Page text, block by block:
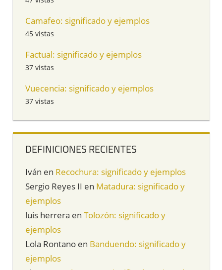
Camafeo: significado y ejemplos
45 vistas
Factual: significado y ejemplos
37 vistas
Vuecencia: significado y ejemplos
37 vistas
DEFINICIONES RECIENTES
Iván en Recochura: significado y ejemplos
Sergio Reyes II en Matadura: significado y
ejemplos
luis herrera en Tolozón: significado y
ejemplos
Lola Rontano en Banduendo: significado y
ejemplos